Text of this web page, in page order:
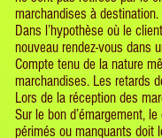
marchandises à destination.
Dans l’hypothèse où le
nouveau rendez-vous dans
Compte tenu de la nature
marchandises. Les retards
Lors de la réception des
Sur le bon d’émargement,
périmés ou manquants doit